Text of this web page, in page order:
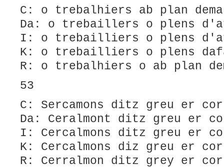
C: o trebalhiers ab plan
Da: o trebaillers o plens
I: o trebailliers o plens
K: o trebailliers o plens
R: o trebalhiers o ab plan
53
C: Sercamons ditz greu er
Da: Ceralmont ditz greu er
I: Cercalmons ditz greu er
K: Cercalmons diz greu er
R: Cerralmon ditz grey er